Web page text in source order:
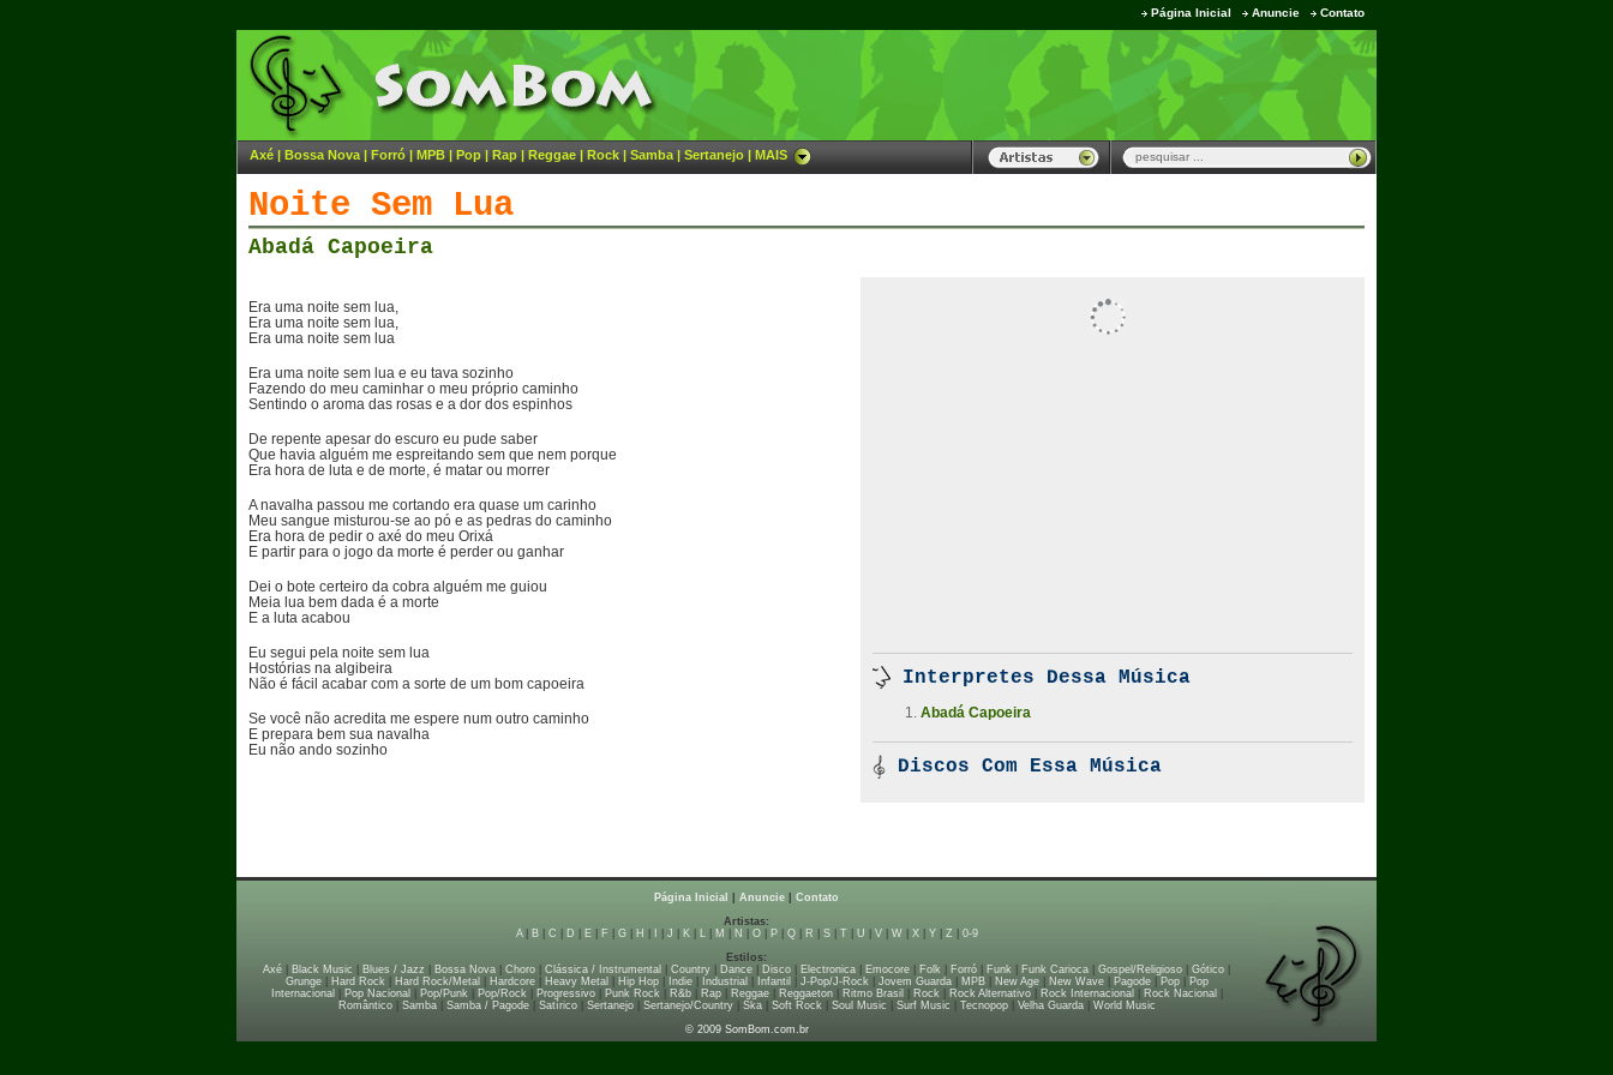
Página Inicial Anuncie Contato
Axé | Bossa Nova | Forró | MPB | Pop | Rap | Reggae | Rock | Samba | Sertanejo | MAIS
Noite Sem Lua
Abadá Capoeira
Era uma noite sem lua,
Era uma noite sem lua,
Era uma noite sem lua
Era uma noite sem lua e eu tava sozinho
Fazendo do meu caminhar o meu próprio caminho
Sentindo o aroma das rosas e a dor dos espinhos
De repente apesar do escuro eu pude saber
Que havia alguém me espreitando sem que nem porque
Era hora de luta e de morte, é matar ou morrer
A navalha passou me cortando era quase um carinho
Meu sangue misturou-se ao pó e as pedras do caminho
Era hora de pedir o axé do meu Orixá
E partir para o jogo da morte é perder ou ganhar
Dei o bote certeiro da cobra alguém me guiou
Meia lua bem dada é a morte
E a luta acabou
Eu segui pela noite sem lua
Hostórias na algibeira
Não é fácil acabar com a sorte de um bom capoeira
Se você não acredita me espere num outro caminho
E prepara bem sua navalha
Eu não ando sozinho
Interpretes Dessa Música
Abadá Capoeira
Discos Com Essa Música
Página Inicial Anuncie
Contato
Artistas:
A| B| C D E| F G| H J K| L| M N O| P| Q| R S| T| U V| W| X| Y| Z
0-9
Estilos:
Axé
Black Music Blues / Jazz Bossa Nova Choro Clássica / Instrumental Country Dance Disco Electronica Emocore Folk Forró Funk Funk Carioca Gospel/Religioso Gótico
Grunge| Hard Rock| Hard Rock/Metal Hardcore| Heavy Metal Hip Hop| Indie| Industrial Infantil J-Pop/J-Rock| Jovem Guarda| MPB| New Age| New Wave| Pagode| Pop|
Pop
Internacional
Pop Nacional Pop/Punk| Pop/Rock| Progressivo| Punk Rock| R&b| Rap| Reggae| Reggaeton| Ritmo Brasil Rock| Rock Alternativo| Rock Internacional Rock Nacional
Romântico| Samba| Samba / Pagode| Satírico| Sertanejo| Sertanejo/Country| Ska| Soft Rock| Soul Music Surf Music Tecnopop| Velha Guarda| World Music
© 2009 SomBom.com.br